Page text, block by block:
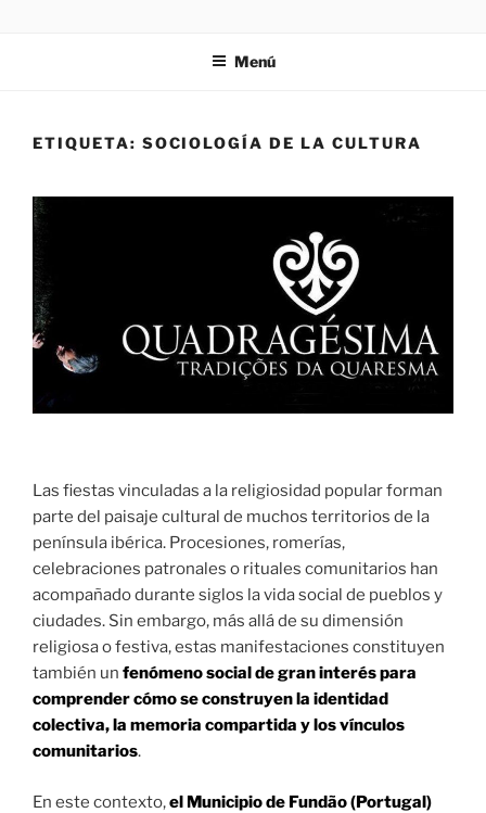
Menú
ETIQUETA: SOCIOLOGÍA DE LA CULTURA
Las fiestas vinculadas a la religiosidad popular forman
parte del paisaje cultural de muchos territorios de la
península ibérica. Procesiones, romerías,
celebraciones patronales o rituales comunitarios han
acompañado durante siglos la vida social de pueblos y
ciudades. Sin embargo, más allá de su dimensión
religiosa o festiva, estas manifestaciones constituyen
también un fenómeno social de gran interés para
comprender cómo se construyen la identidad
colectiva, la memoria compartida y los vínculos
comunitarios.
En este contexto,el Municipio de Fundão (Portugal)